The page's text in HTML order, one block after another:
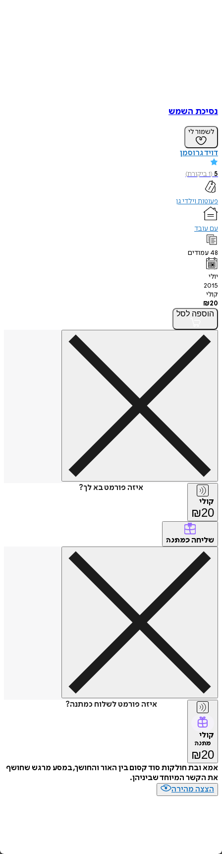
נסיכת השמש
לשמור לי
דויד גרוסמן
5
(
1ביקורת)
פעוטות וילדי גן
עם עובד
48 עמודים
יולי
2015
קולי
₪20
הוספה לסל
איזה פורמט בא לך?
קולי
₪20
שליחה כמתנה
איזה פורמט לשלוח כמתנה?
קולי
מתנה
₪20
אמא ובת חולקות סוד קסום בין האור והחושך, במסע מרגש שחושף
את הקשר המיוחד שביניהן.
הצצה מהירה